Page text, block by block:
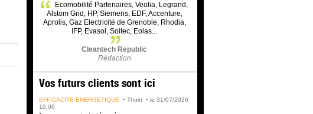
Ecomobilité Partenaires, Veolia, Legrand,
Alstom Grid, HP, Siemens, EDF, Accenture,
Aprolis, Gaz Electricité de Grenoble, Rhodia,
IFP, Evasol, Soitec, Eolas...
Cleantech Republic
Rédaction
Vos futurs clients sont ici
EFFICACITÉ ÉNERGÉTIQUE Thuin
le 31/07/2026
10:06